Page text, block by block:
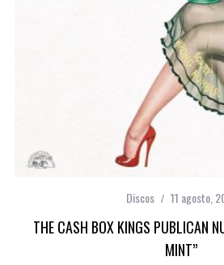
Discos 11 agosto,
THE CASH BOX KINGS PUBLICAN
MINT”